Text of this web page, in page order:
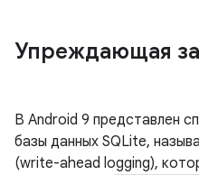
Упреждающая
В Android 9 представлен
базы данных SQLite,
(write-ahead logging),